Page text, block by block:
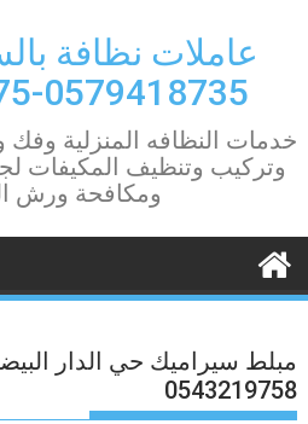
contentعاملات نظافة
0579418735-0549362075
خدمات النظافه المنزلية وفك
وتركيب وتنظيف المكيفات
ومكافحة ورش
مبلط سيراميك حي الدار
0543219758